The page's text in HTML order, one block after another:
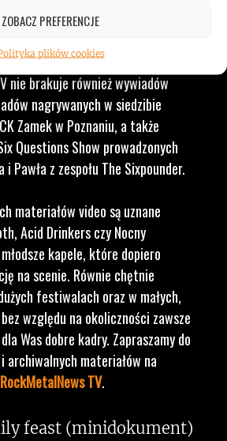
ZOBACZ PREFERENCJE
plików cookies
nasze realizacje video z
„#tour report”. W
nie brakuje również wywiadów
nagrywanych w siedzibie
Zamek w Poznaniu, a także
Questions Show prowadzonych
Pawła z zespołu The Sixpounder.
materiałów video są uznane
Acid Drinkers czy Nocny
kapele, które dopiero
na scenie. Równie chętnie
festiwalach oraz w małych,
względu na okoliczności zawsze
Was dobre kadry. Zapraszamy do
archiwalnych materiałów na
TV.